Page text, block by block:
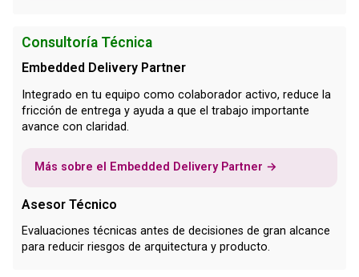
Consultoría Técnica
Embedded Delivery Partner
Integrado en tu equipo como colaborador activo, reduce la
fricción de entrega y ayuda a que el trabajo importante
avance con claridad.
Más sobre el Embedded Delivery Partner →
Asesor Técnico
Evaluaciones técnicas antes de decisiones de gran alcance
para reducir riesgos de arquitectura y producto.